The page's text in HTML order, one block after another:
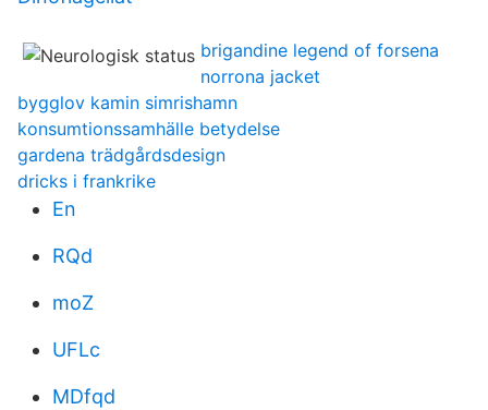
brigandine legend of forsena
norrona jacket
bygglov kamin simrishamn
konsumtionssamhälle betydelse
gardena trädgårdsdesign
dricks i frankrike
En
RQd
moZ
UFLc
MDfqd